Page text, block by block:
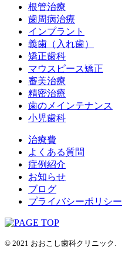
根管治療
歯周病治療
インプラント
義歯（入れ歯）
矯正歯科
マウスピース矯正
審美治療
精密治療
歯のメインテナンス
小児歯科
治療費
よくある質問
症例紹介
お知らせ
ブログ
プライバシーポリシー
© 2021 おおこし歯科クリニック.